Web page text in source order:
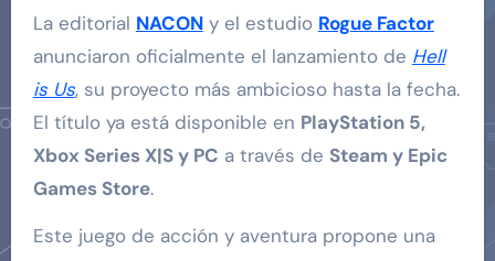
La editorial NACONy el estudio Rogue Factor
anunciaron oficialmente el lanzamiento de Hell
is Us, su proyecto más ambicioso hasta la fecha.
El título ya está disponible en PlayStation 5,
Xbox Series X|S y PC a través de Steam y Epic
Games Store.
Este juego de acción y aventura propone una